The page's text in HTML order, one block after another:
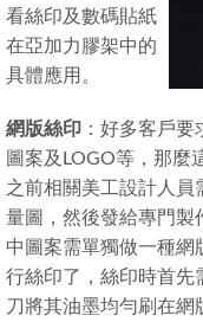
看絲印及數碼貼紙
在亞加力膠架中的
具體應用。
網版絲印 ：好多客戶
圖案及LOGO等，那麼
之前相關美工設計人員
量圖，然後發給專門製
中圖案需單獨做一種
行絲印了，絲印時首先
刀將其油墨均勻刷在